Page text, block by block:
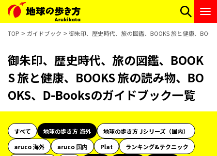
TOP ガイドブック 御朱印、歴史時代、旅の図鑑、BOOKS 旅と健康、
御朱印、歴史時代、旅の図鑑、BOOK
S 旅と健康、BOOKS 旅の読み物、BO
OKS、D-Booksのガイドブック一覧
すべて 地球の歩き方 海外
地球の歩き方 Jシリーズ（国内）
aruco 海外
aruco 国内 Plat
ランキング&テクニック